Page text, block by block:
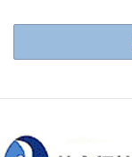
ジ
送